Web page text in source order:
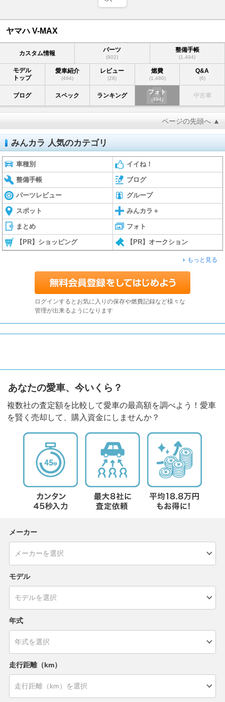
ヤマハ V-MAX
カスタム情報 パーツ
(902)
整備手帳
(1,494)
モデル
トップ
愛車紹介
(494)
レビュー
(28)
燃費
(1,480)
Q&A
(6)
ブログ スペック ランキング フォト
(494)
中古車
ページの先頭へ ▲
みんカラ 人気のカテゴリ
車種別 イイね！
整備手帳 ブログ
パーツレビュー グループ
スポット みんカラ＋
まとめ フォト
【PR】ショッピング 【PR】オークション
もっと見る
ログインするとお気に入りの保存や燃費記録など様々な
管理が出来るようになります
あなたの愛車、今いくら？
複数社の査定額を比較して愛車の最高額を調べよう！愛車
を賢く売却して、購入資金にしませんか？
メーカー
モデル
年式
走行距離（km）